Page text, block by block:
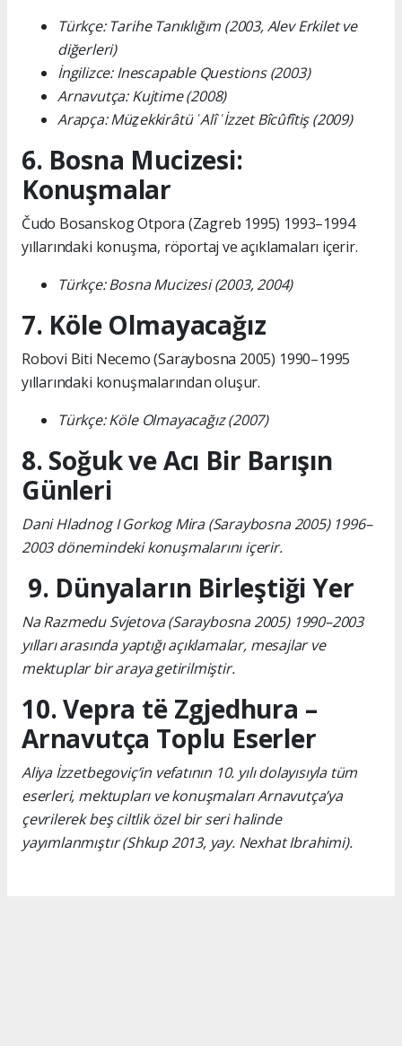
Türkçe: Tarihe Tanıklığım (2003, Alev Erkilet ve
diğerleri)
İngilizce: Inescapable Questions (2003)
Arnavutça: Kujtime (2008)
Arapça: Müẕekkirâtü ʿAlî ʿİzzet Bîcûfîtiş (2009)
6. Bosna Mucizesi:
Konuşmalar
Čudo Bosanskog Otpora (Zagreb 1995) 1993–1994
yıllarındaki konuşma, röportaj ve açıklamaları içerir.
Türkçe: Bosna Mucizesi (2003, 2004)
7. Köle Olmayacağız
Robovi Biti Necemo (Saraybosna 2005) 1990–1995
yıllarındaki konuşmalarından oluşur.
Türkçe: Köle Olmayacağız (2007)
8. Soğuk ve Acı Bir Barışın
Günleri
Dani Hladnog I Gorkog Mira (Saraybosna 2005) 1996–
2003 dönemindeki konuşmalarını içerir.
9. Dünyaların Birleştiği Yer
Na Razmedu Svjetova (Saraybosna 2005) 1990–2003
yılları arasında yaptığı açıklamalar, mesajlar ve
mektuplar bir araya getirilmiştir.
10. Vepra të Zgjedhura –
Arnavutça Toplu Eserler
Aliya İzzetbegoviç’in vefatının 10. yılı dolayısıyla tüm
eserleri, mektupları ve konuşmaları Arnavutça’ya
çevrilerek beş ciltlik özel bir seri halinde
yayımlanmıştır (Shkup 2013, yay. Nexhat Ibrahimi).